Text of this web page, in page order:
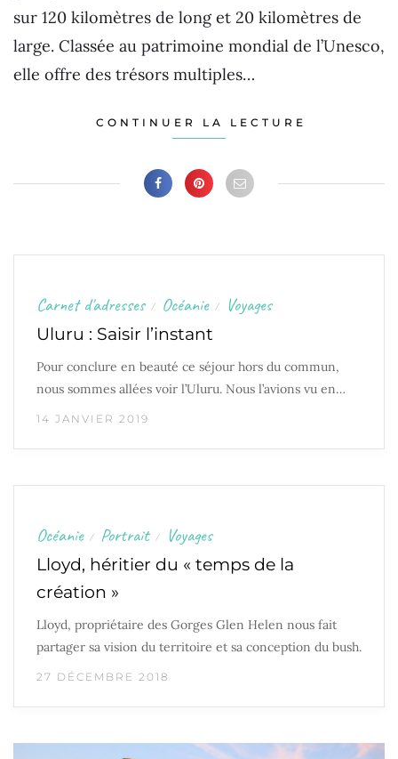
sur 120 kilomètres de long et 20 kilomètres de
large. Classée au patrimoine mondial de l’Unesco,
elle offre des trésors multiples…
CONTINUER LA LECTURE
Carnet d'adresses / Océanie / Voyages
Uluru : Saisir l’instant
Pour conclure en beauté ce séjour hors du commun,
nous sommes allées voir l’Uluru. Nous l’avions vu en…
14 JANVIER 2019
Océanie / Portrait / Voyages
Lloyd, héritier du « temps de la
création »
Lloyd, propriétaire des Gorges Glen Helen nous fait
partager sa vision du territoire et sa conception du bush.
27 DÉCEMBRE 2018